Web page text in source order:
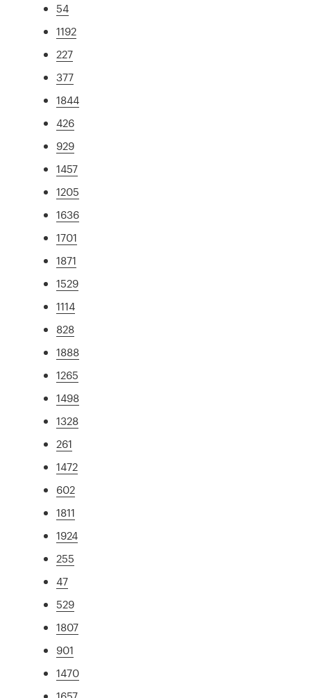
54
1192
227
377
1844
426
929
1457
1205
1636
1701
1871
1529
1114
828
1888
1265
1498
1328
261
1472
602
1811
1924
255
47
529
1807
901
1470